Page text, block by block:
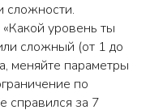
сложности.
уровень ты
сложный (от 1 до
меняйте параметры
по
справился за 7
на